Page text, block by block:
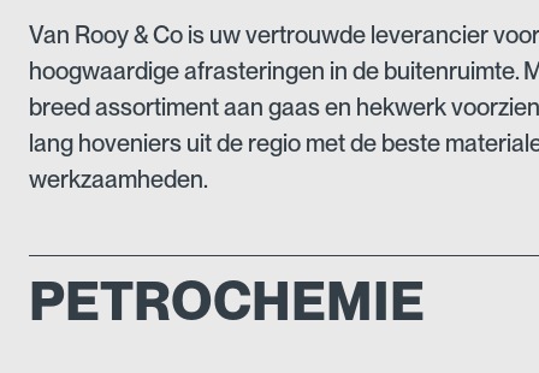
Van Rooy & Co is uw vertrouwde leverancier voor
hoogwaardige afrasteringen in de buitenruimte.
breed assortiment aan gaas en hekwerk
lang hoveniers uit de regio met de beste
werkzaamheden.
PETROCHEMIE